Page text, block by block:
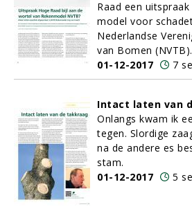
Raad een
model voor
Nederlandse
van Bomen (NVTB).
01-12-2017
7
Intact laten van
Onlangs kwam ik
tegen. Slordige
na de andere es
stam.
01-12-2017
5